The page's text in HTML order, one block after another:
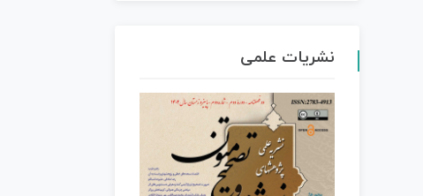
نشریات علمی